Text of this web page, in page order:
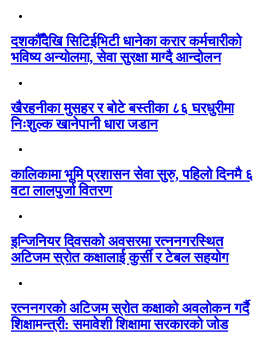
दशकौँदेखि सिटिईभिटी धानेका करार कर्मचारीको
भविष्य अन्योलमा, सेवा सुरक्षा माग्दै आन्दोलन
खैरहनीका मुसहर र बोटे बस्तीका ८६ घरधुरीमा
निःशुल्क खानेपानी धारा जडान
कालिकामा भूमि प्रशासन सेवा सुरु, पहिलो दिनमै ६
वटा लालपुर्जा वितरण
इन्जिनियर दिवसको अवसरमा रत्ननगरस्थित
अटिजम स्रोत कक्षालाई कुर्सी र टेबल सहयोग
रत्ननगरको अटिजम स्रोत कक्षाको अवलोकन गर्दै
शिक्षामन्त्री: समावेशी शिक्षामा सरकारको जोड